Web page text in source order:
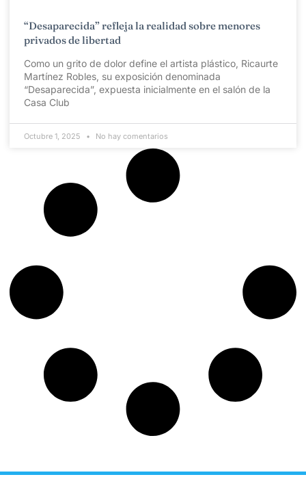
“Desaparecida” refleja la realidad sobre menores
privados de libertad
Como un grito de dolor define el artista plástico, Ricaurte
Martínez Robles, su exposición denominada
“Desaparecida”, expuesta inicialmente en el salón de la
Casa Club
Octubre 1, 2025 No hay comentarios